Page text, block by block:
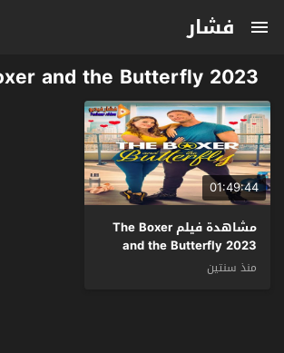
فشار
and the Butterfly 2023
01:49:44
مشاهدة فيلم The Boxer
and the Butterfly 2023
مترجم
منذ سنتين